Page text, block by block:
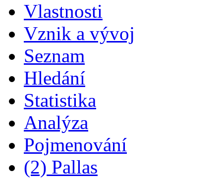
Vlastnosti
Vznik a vývoj
Seznam
Hledání
Statistika
Analýza
Pojmenování
(2) Pallas